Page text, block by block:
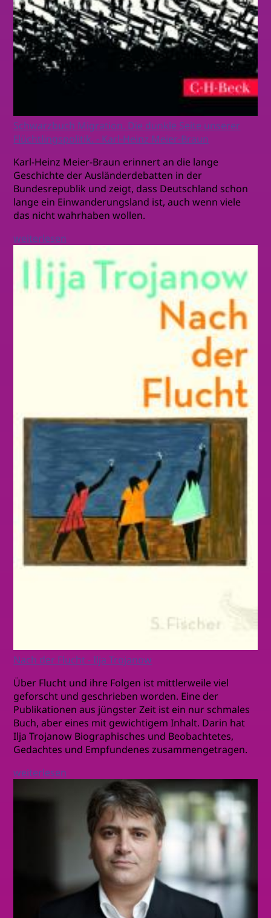
Schwarzbuch Migration. Die dunkle Seite unserer
Flüchtlingspolitik. - Karl-Heinz Meier-Braun
Karl-Heinz Meier-Braun erinnert an die lange
Geschichte der Ausländerdebatten in der
Bundesrepublik und zeigt, dass Deutschland schon
lange ein Einwanderungsland ist, auch wenn viele
das nicht wahrhaben wollen.
weiterlesen
Nach der Flucht - Ilja Trojanow
Über Flucht und ihre Folgen ist mittlerweile viel
geforscht und geschrieben worden. Eine der
Publikationen aus jüngster Zeit ist ein nur schmales
Buch, aber eines mit gewichtigem Inhalt. Darin hat
Ilja Trojanow Biographisches und Beobachtetes,
Gedachtes und Empfundenes zusammengetragen.
weiterlesen